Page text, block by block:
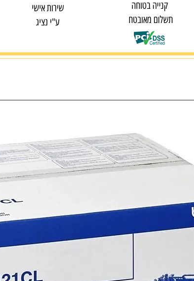
קנייה בטוחה
תשלום מאובטח
שירות אישי
ע"י נציג